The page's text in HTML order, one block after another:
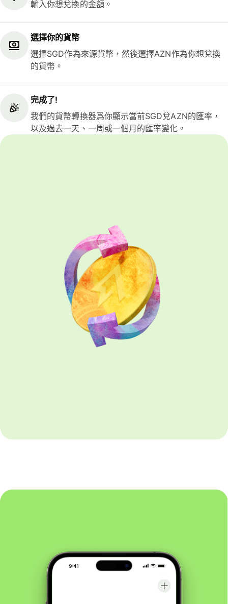
輸入你想兌換的金額。
選擇你的貨幣
選擇SGD作為來源貨幣，然後選擇AZN作為你想兌換
的貨幣。
完成了!
我們的貨幣轉換器爲你顯示當前SGD兌AZN的匯率，
以及過去一天、一周或一個月的匯率變化。